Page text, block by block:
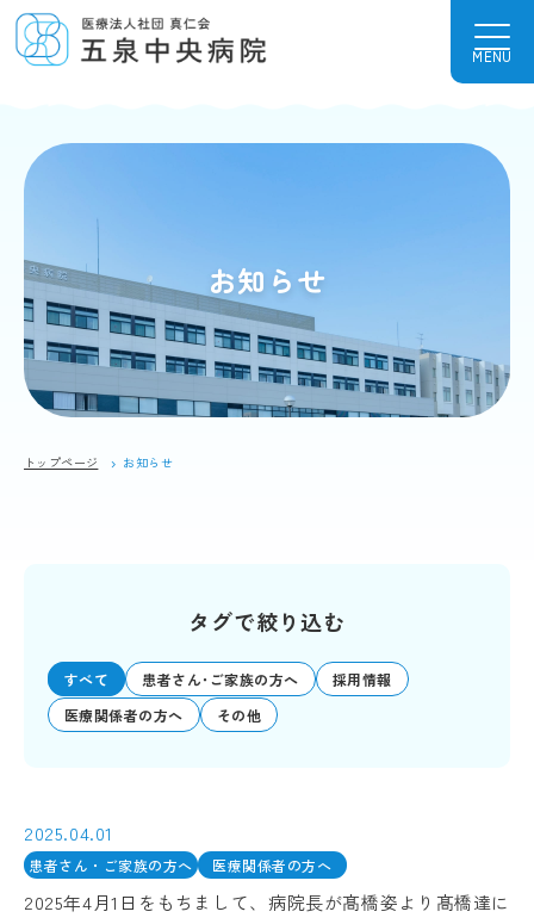
MENU
お知らせ
トップページ お知らせ
タグで絞り込む
すべて 患者さん･ご家族の方へ
採用情報
医療関係者の方へ
その他
2025.04.01
患者さん・ご家族の方へ 医療関係者の方へ
2025年4月1日をもちまして、病院長が髙橋姿より髙橋達に